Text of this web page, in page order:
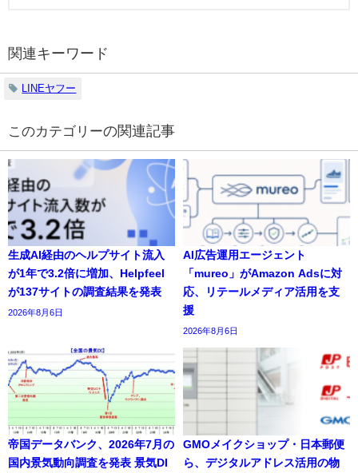
関連キーワード
LINEヤフー
の関連記事
生成AI経由のヘルプサイト流入
が1年で3.2倍に増加、Helpfeel
が137サイトの調査結果を発表
2026年8月6日
AI広告運用エージェント
「mureo」がAmazon Adsに対
応、リテールメディア活用を支
援
2026年8月6日
帝国データバンク、2026年7月の
国内景気動向調査を発表 景気DI
GMOメイクショップ・日本郵便
ら、デジタルアドレス活用の物